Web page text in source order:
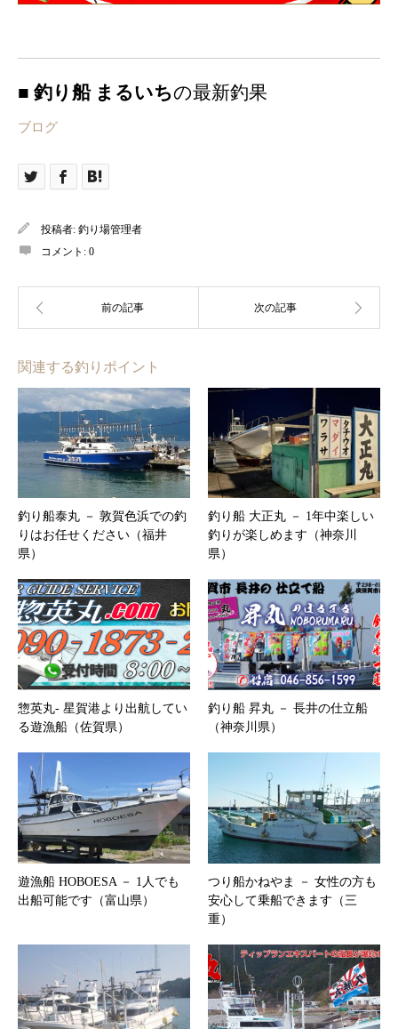
■ 釣り船 まるいちの最新釣果
ブログ
投稿者: 釣り場管理者
コメント: 0
関連する釣りポイント
釣り船泰丸 － 敦賀色浜での釣
りはお任せください（福井
県）
釣り船 大正丸 － 1年中楽しい
釣りが楽しめます（神奈川
県）
惣英丸‐ 星賀港より出航してい
る遊漁船（佐賀県）
釣り船 昇丸 － 長井の仕立船
（神奈川県）
遊漁船 HOBOESA － 1人でも
出船可能です（富山県）
つり船かねやま － 女性の方も
安心して乗船できます（三
重）